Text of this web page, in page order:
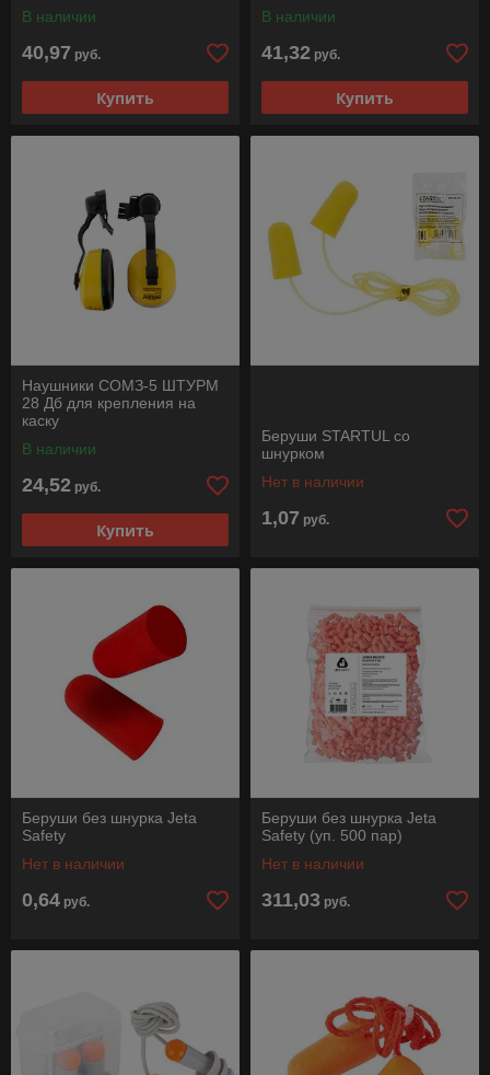
В наличии
40,97 руб.
Купить
В наличии
41,32 руб.
Купить
Наушники СОМЗ-5 ШТУРМ
28 Дб для крепления на
каску
В наличии
24,52 руб.
Купить
Беруши STARTUL со
шнурком
Нет в наличии
1,07 руб.
Беруши без шнурка Jeta
Safety
Нет в наличии
0,64 руб.
Беруши без шнурка Jeta
Safety (уп. 500 пар)
Нет в наличии
311,03 руб.